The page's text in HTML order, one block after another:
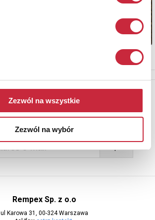
Zezwól na wszystkie
Zezwól na wybór
adres e-mail
Rempex Sp. z o.o
ul Karowa 31, 00-324 Warszawa